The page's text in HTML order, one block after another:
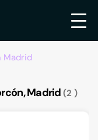
Madrid
Madrid 2